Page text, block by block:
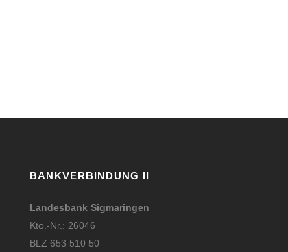
BANKVERBINDUNG II
Landesbank Sigmaringen
Kto.-Nr.: 26046
BLZ 653 510 50